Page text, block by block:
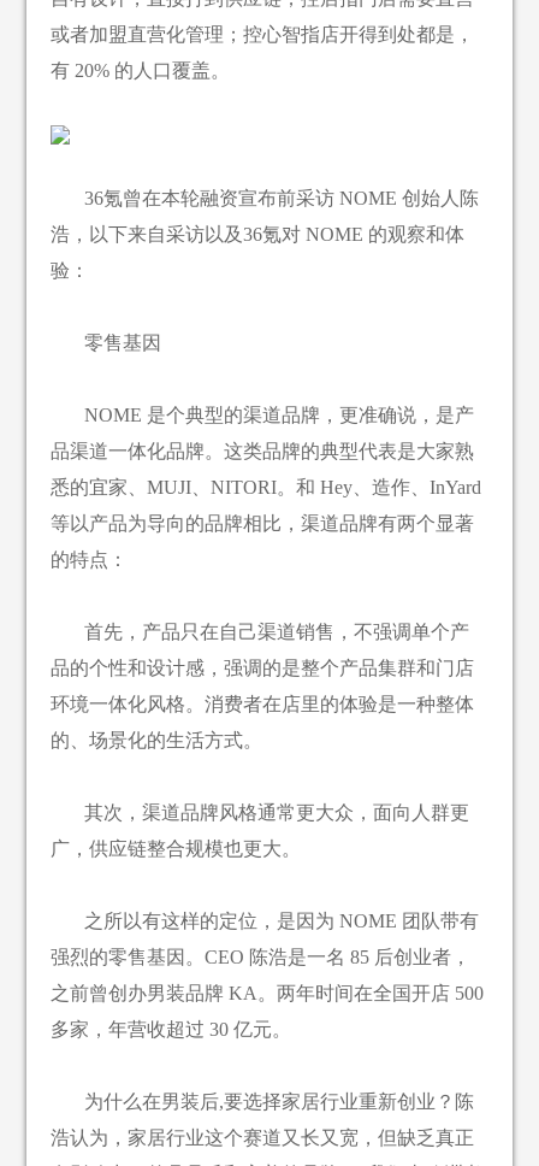
或者加盟直营化管理；控心智指店开得到处都是，
有 20% 的人口覆盖。
36氪曾在本轮融资宣布前采访 NOME 创始人陈
浩，以下来自采访以及36氪对 NOME 的观察和体
验：
零售基因
NOME 是个典型的渠道品牌，更准确说，是产
品渠道一体化品牌。这类品牌的典型代表是大家熟
悉的宜家、MUJI、NITORI。和 Hey、造作、InYard
等以产品为导向的品牌相比，渠道品牌有两个显著
的特点：
首先，产品只在自己渠道销售，不强调单个产
品的个性和设计感，强调的是整个产品集群和门店
环境一体化风格。消费者在店里的体验是一种整体
的、场景化的生活方式。
其次，渠道品牌风格通常更大众，面向人群更
广，供应链整合规模也更大。
之所以有这样的定位，是因为 NOME 团队带有
强烈的零售基因。CEO 陈浩是一名 85 后创业者，
之前曾创办男装品牌 KA。两年时间在全国开店 500
多家，年营收超过 30 亿元。
为什么在男装后,要选择家居行业重新创业？陈
浩认为，家居行业这个赛道又长又宽，但缺乏真正